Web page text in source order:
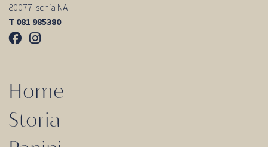
80077 Ischia NA
T 081 985380
Home
Storia